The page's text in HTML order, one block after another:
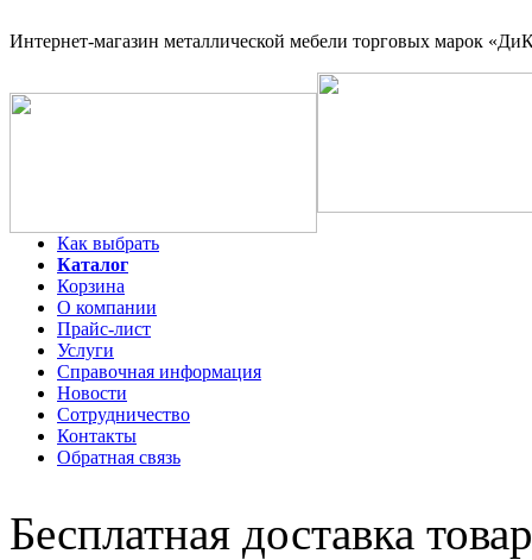
Интернет-магазин металлической мебели торговых марок
Как выбрать
Каталог
Корзина
О компании
Прайс-лист
Услуги
Справочная информация
Новости
Сотрудничество
Контакты
Обратная связь
Бесплатная доставка